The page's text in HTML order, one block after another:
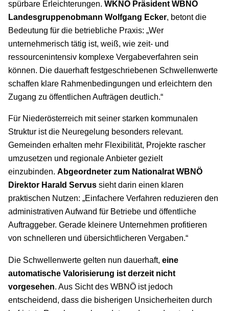
spürbare Erleichterungen. WKNÖ Präsident WBNÖ
Landesgruppenobmann Wolfgang Ecker, betont die
Bedeutung für die betriebliche Praxis: „Wer
unternehmerisch tätig ist, weiß, wie zeit- und
ressourcenintensiv komplexe Vergabeverfahren sein
können. Die dauerhaft festgeschriebenen Schwellenwerte
schaffen klare Rahmenbedingungen und erleichtern den
Zugang zu öffentlichen Aufträgen deutlich.“
Für Niederösterreich mit seiner starken kommunalen
Struktur ist die Neuregelung besonders relevant.
Gemeinden erhalten mehr Flexibilität, Projekte rascher
umzusetzen und regionale Anbieter gezielt
einzubinden. Abgeordneter zum Nationalrat WBNÖ
Direktor Harald Servus sieht darin einen klaren
praktischen Nutzen: „Einfachere Verfahren reduzieren den
administrativen Aufwand für Betriebe und öffentliche
Auftraggeber. Gerade kleinere Unternehmen profitieren
von schnelleren und übersichtlicheren Vergaben.“
Die Schwellenwerte gelten nun dauerhaft, eine
automatische Valorisierung ist derzeit nicht
vorgesehen. Aus Sicht des WBNÖ ist jedoch
entscheidend, dass die bisherigen Unsicherheiten durch